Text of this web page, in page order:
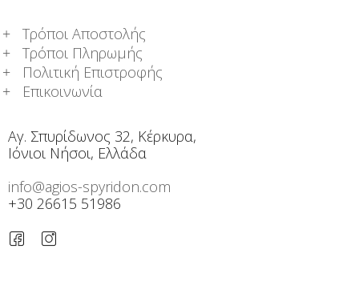
Τρόποι Αποστολής
Τρόποι Πληρωμής
Πολιτική Επιστροφής
Επικοινωνία
Αγ. Σπυρίδωνος 32, Κέρκυρα,
Ιόνιοι Νήσοι, Ελλάδα
info@agios-spyridon.com
+30 26615 51986